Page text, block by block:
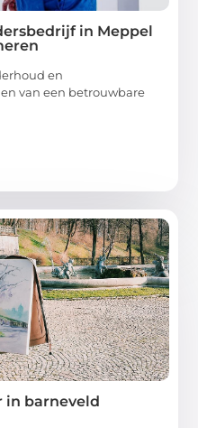
in Meppel
en
van een betrouwbare
in barneveld